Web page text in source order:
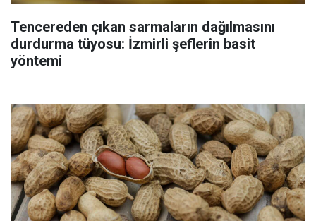
Tencereden çıkan sarmaların dağılmasını
durdurma tüyosu: İzmirli şeflerin basit
yöntemi